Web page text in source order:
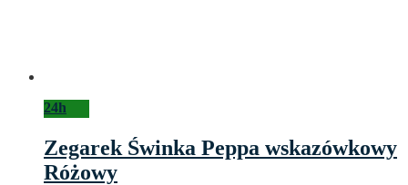
24h
Zegarek Świnka Peppa wskazówkowy
Różowy